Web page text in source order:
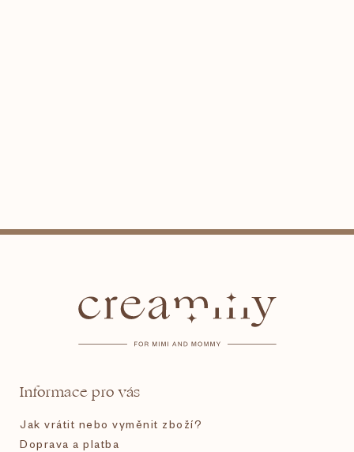
Informace pro vás
Jak vrátit nebo vyměnit zboží?
Doprava a platba